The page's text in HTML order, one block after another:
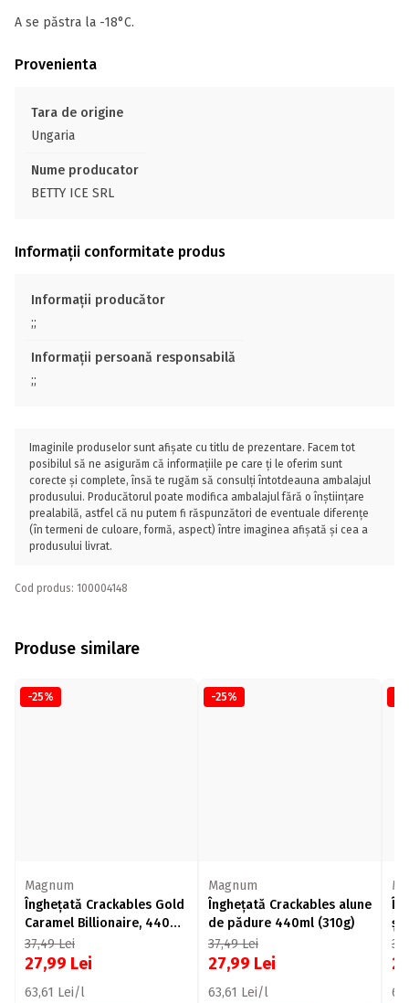
A se păstra la -18°C.
Provenienta
Tara de origine
Ungaria
Nume producator
BETTY ICE SRL
Informații conformitate produs
Informații producător
;;
Informații persoană responsabilă
;;
Imaginile produselor sunt afișate cu titlu de prezentare. Facem tot
posibilul să ne asigurăm că informațiile pe care ți le oferim sunt
corecte și complete, însă te rugăm să consulți întotdeauna ambalajul
produsului. Producătorul poate modifica ambalajul fără o înștiințare
prealabilă, astfel că nu putem fi răspunzători de eventuale diferențe
(în termeni de culoare, formă, aspect) între imaginea afișată și cea a
produsului livrat.
Cod produs: 100004148
Produse similare
-25%
Magnum
Înghețată Crackables Gold
Caramel Billionaire, 440ml
(303g)
37,49Lei
27,99 Lei
63,61 Lei/l
-25%
Magnum
Înghețată Crackables alune
de pădure 440ml (310g)
37,49Lei
27,99 Lei
63,61 Lei/l
și